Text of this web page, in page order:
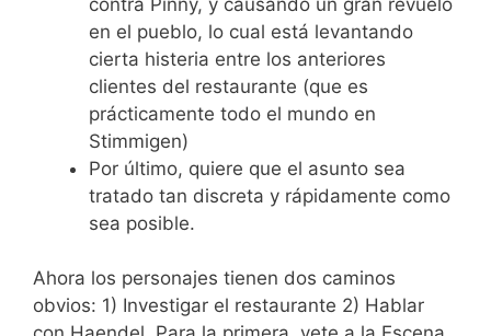
en el pueblo, lo cual está levantando
cierta histeria entre los anteriores
clientes del restaurante (que es
prácticamente todo el mundo en
Stimmigen)
Por último, quiere que el asunto sea
tratado tan discreta y rápidamente como
sea posible.
Ahora los personajes tienen dos caminos
obvios: 1) Investigar el restaurante 2) Hablar